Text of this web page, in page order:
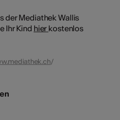
der Mediathek Wallis
Ihr Kind hier kostenlos
/